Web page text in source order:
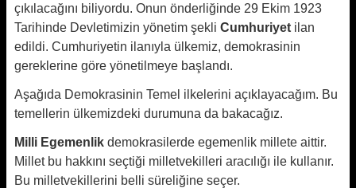
çıkılacağını biliyordu. Onun önderliğinde 29 Ekim 1923
Tarihinde Devletimizin yönetim şekli Cumhuriyet ilan
edildi. Cumhuriyetin ilanıyla ülkemiz, demokrasinin
gereklerine göre yönetilmeye başlandı.
Aşağıda Demokrasinin Temel ilkelerini açıklayacağım. Bu
temellerin ülkemizdeki durumuna da bakacağız.
Milli Egemenlik demokrasilerde egemenlik millete aittir.
Millet bu hakkını seçtiği milletvekilleri aracılığı ile kullanır.
Bu milletvekillerini belli süreliğine seçer.